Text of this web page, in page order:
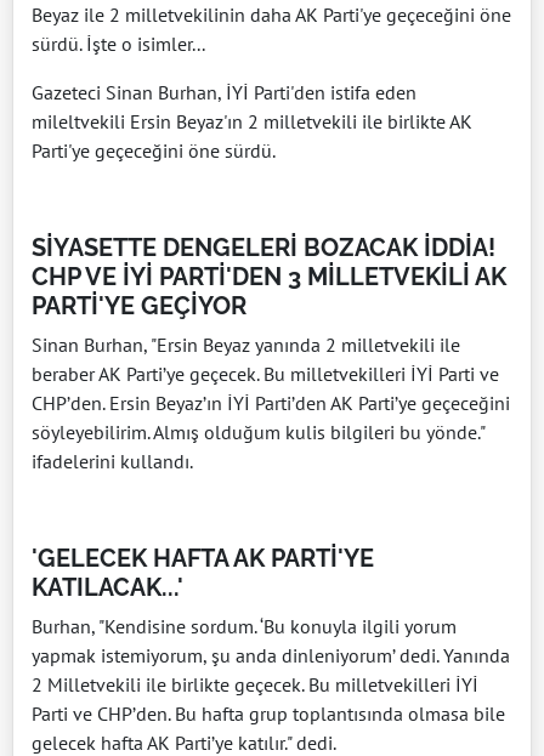
Beyaz ile 2 milletvekilinin daha AK Parti'ye geçeceğini öne
sürdü. İşte o isimler...
Gazeteci Sinan Burhan, İYİ Parti'den istifa eden
mileltvekili Ersin Beyaz'ın 2 milletvekili ile birlikte AK
Parti'ye geçeceğini öne sürdü.
SİYASETTE DENGELERİ BOZACAK İDDİA!
CHP VE İYİ PARTİ'DEN 3 MİLLETVEKİLİ AK
PARTİ'YE GEÇİYOR
Sinan Burhan, "Ersin Beyaz yanında 2 milletvekili ile
beraber AK Parti’ye geçecek. Bu milletvekilleri İYİ Parti ve
CHP’den. Ersin Beyaz’ın İYİ Parti’den AK Parti’ye geçeceğini
söyleyebilirim. Almış olduğum kulis bilgileri bu yönde."
ifadelerini kullandı.
'GELECEK HAFTA AK PARTİ'YE
KATILACAK...'
Burhan, "Kendisine sordum. ‘Bu konuyla ilgili yorum
yapmak istemiyorum, şu anda dinleniyorum’ dedi. Yanında
2 Milletvekili ile birlikte geçecek. Bu milletvekilleri İYİ
Parti ve CHP’den. Bu hafta grup toplantısında olmasa bile
gelecek hafta AK Parti’ye katılır." dedi.